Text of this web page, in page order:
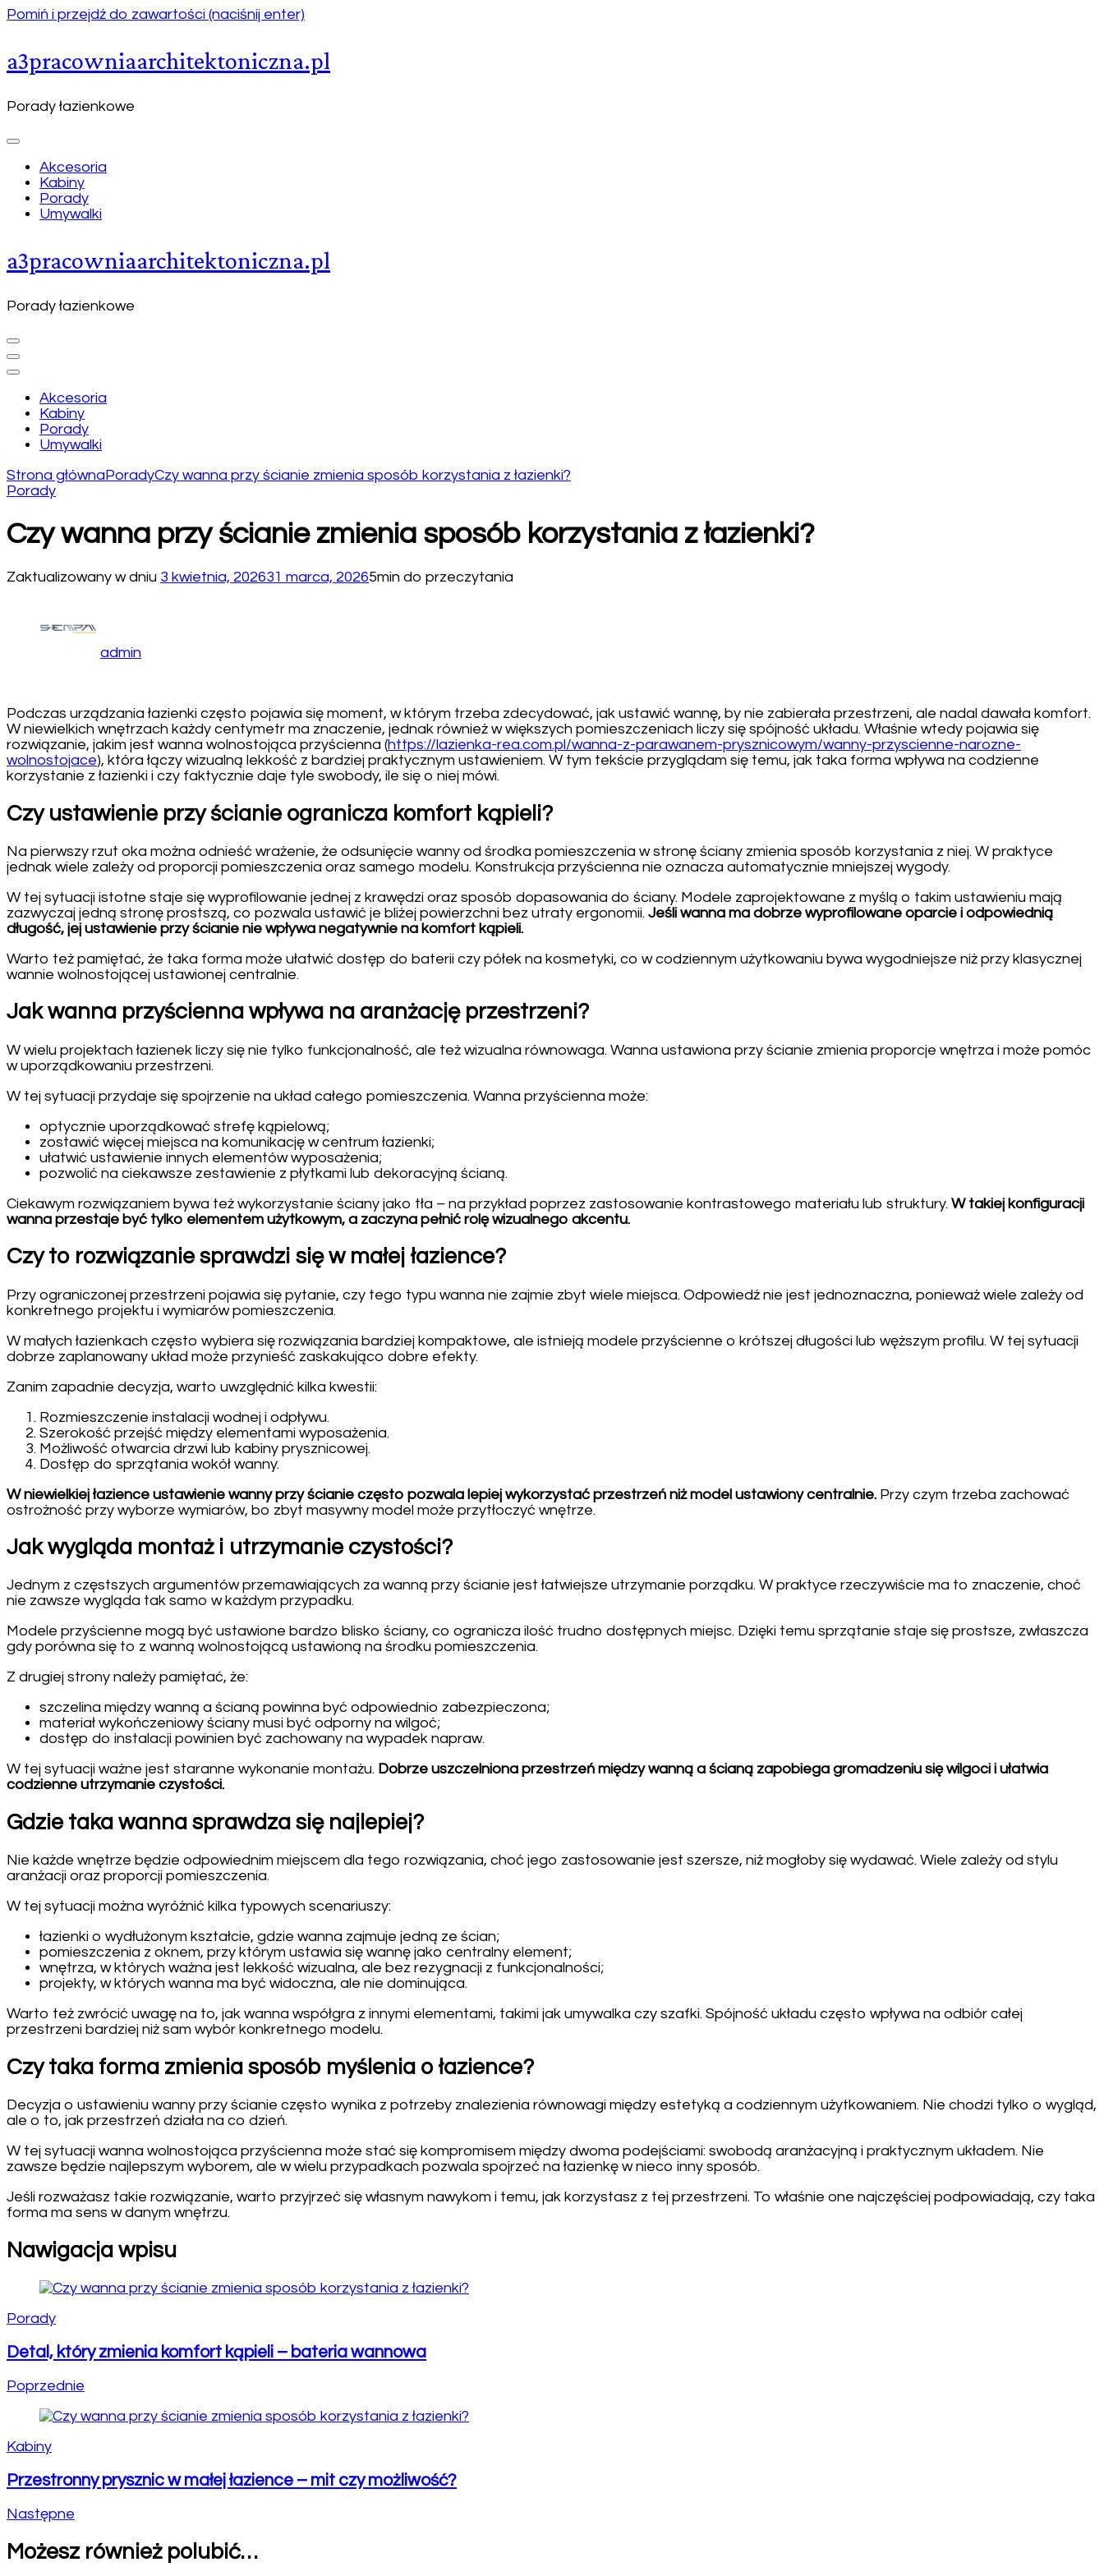
Pomiń i przejdź do zawartości (naciśnij enter)
a3pracowniaarchitektoniczna.pl
Porady łazienkowe
Akcesoria
Kabiny
Porady
Umywalki
a3pracowniaarchitektoniczna.pl
Porady łazienkowe
Akcesoria
Kabiny
Porady
Umywalki
Strona głównaPoradyCzy wanna przy ścianie zmienia sposób korzystania z łazienki?
Porady
Czy wanna przy ścianie zmienia sposób korzystania z łazienki?
Zaktualizowany w dniu 3 kwietnia, 202631 marca, 20265min do przeczytania
admin
Podczas urządzania łazienki często pojawia się moment, w którym trzeba zdecydować, jak ustawić wannę, by nie zabierała przestrzeni, ale nadal dawała komfort.
W niewielkich wnętrzach każdy centymetr ma znaczenie, jednak również w większych pomieszczeniach liczy się spójność układu. Właśnie wtedy pojawia się
rozwiązanie, jakim jest wanna wolnostojąca przyścienna (https://lazienka-rea.com.pl/wanna-z-parawanem-prysznicowym/wanny-przyscienne-narozne-
wolnostojace), która łączy wizualną lekkość z bardziej praktycznym ustawieniem. W tym tekście przyglądam się temu, jak taka forma wpływa na codzienne
korzystanie z łazienki i czy faktycznie daje tyle swobody, ile się o niej mówi.
Czy ustawienie przy ścianie ogranicza komfort kąpieli?
Na pierwszy rzut oka można odnieść wrażenie, że odsunięcie wanny od środka pomieszczenia w stronę ściany zmienia sposób korzystania z niej. W praktyce
jednak wiele zależy od proporcji pomieszczenia oraz samego modelu. Konstrukcja przyścienna nie oznacza automatycznie mniejszej wygody.
W tej sytuacji istotne staje się wyprofilowanie jednej z krawędzi oraz sposób dopasowania do ściany. Modele zaprojektowane z myślą o takim ustawieniu mają
zazwyczaj jedną stronę prostszą, co pozwala ustawić je bliżej powierzchni bez utraty ergonomii. Jeśli wanna ma dobrze wyprofilowane oparcie i odpowiednią
długość, jej ustawienie przy ścianie nie wpływa negatywnie na komfort kąpieli.
Warto też pamiętać, że taka forma może ułatwić dostęp do baterii czy półek na kosmetyki, co w codziennym użytkowaniu bywa wygodniejsze niż przy klasycznej
wannie wolnostojącej ustawionej centralnie.
Jak wanna przyścienna wpływa na aranżację przestrzeni?
W wielu projektach łazienek liczy się nie tylko funkcjonalność, ale też wizualna równowaga. Wanna ustawiona przy ścianie zmienia proporcje wnętrza i może pomóc
w uporządkowaniu przestrzeni.
W tej sytuacji przydaje się spojrzenie na układ całego pomieszczenia. Wanna przyścienna może:
optycznie uporządkować strefę kąpielową;
zostawić więcej miejsca na komunikację w centrum łazienki;
ułatwić ustawienie innych elementów wyposażenia;
pozwolić na ciekawsze zestawienie z płytkami lub dekoracyjną ścianą.
Ciekawym rozwiązaniem bywa też wykorzystanie ściany jako tła – na przykład poprzez zastosowanie kontrastowego materiału lub struktury. W takiej konfiguracji
wanna przestaje być tylko elementem użytkowym, a zaczyna pełnić rolę wizualnego akcentu.
Czy to rozwiązanie sprawdzi się w małej łazience?
Przy ograniczonej przestrzeni pojawia się pytanie, czy tego typu wanna nie zajmie zbyt wiele miejsca. Odpowiedź nie jest jednoznaczna, ponieważ wiele zależy od
konkretnego projektu i wymiarów pomieszczenia.
W małych łazienkach często wybiera się rozwiązania bardziej kompaktowe, ale istnieją modele przyścienne o krótszej długości lub węższym profilu. W tej sytuacji
dobrze zaplanowany układ może przynieść zaskakująco dobre efekty.
Zanim zapadnie decyzja, warto uwzględnić kilka kwestii:
Rozmieszczenie instalacji wodnej i odpływu.
Szerokość przejść między elementami wyposażenia.
Możliwość otwarcia drzwi lub kabiny prysznicowej.
Dostęp do sprzątania wokół wanny.
W niewielkiej łazience ustawienie wanny przy ścianie często pozwala lepiej wykorzystać przestrzeń niż model ustawiony centralnie. Przy czym trzeba zachować
ostrożność przy wyborze wymiarów, bo zbyt masywny model może przytłoczyć wnętrze.
Jak wygląda montaż i utrzymanie czystości?
Jednym z częstszych argumentów przemawiających za wanną przy ścianie jest łatwiejsze utrzymanie porządku. W praktyce rzeczywiście ma to znaczenie, choć
nie zawsze wygląda tak samo w każdym przypadku.
Modele przyścienne mogą być ustawione bardzo blisko ściany, co ogranicza ilość trudno dostępnych miejsc. Dzięki temu sprzątanie staje się prostsze, zwłaszcza
gdy porówna się to z wanną wolnostojącą ustawioną na środku pomieszczenia.
Z drugiej strony należy pamiętać, że:
szczelina między wanną a ścianą powinna być odpowiednio zabezpieczona;
materiał wykończeniowy ściany musi być odporny na wilgoć;
dostęp do instalacji powinien być zachowany na wypadek napraw.
W tej sytuacji ważne jest staranne wykonanie montażu. Dobrze uszczelniona przestrzeń między wanną a ścianą zapobiega gromadzeniu się wilgoci i ułatwia
codzienne utrzymanie czystości.
Gdzie taka wanna sprawdza się najlepiej?
Nie każde wnętrze będzie odpowiednim miejscem dla tego rozwiązania, choć jego zastosowanie jest szersze, niż mogłoby się wydawać. Wiele zależy od stylu
aranżacji oraz proporcji pomieszczenia.
W tej sytuacji można wyróżnić kilka typowych scenariuszy:
łazienki o wydłużonym kształcie, gdzie wanna zajmuje jedną ze ścian;
pomieszczenia z oknem, przy którym ustawia się wannę jako centralny element;
wnętrza, w których ważna jest lekkość wizualna, ale bez rezygnacji z funkcjonalności;
projekty, w których wanna ma być widoczna, ale nie dominująca.
Warto też zwrócić uwagę na to, jak wanna współgra z innymi elementami, takimi jak umywalka czy szafki. Spójność układu często wpływa na odbiór całej
przestrzeni bardziej niż sam wybór konkretnego modelu.
Czy taka forma zmienia sposób myślenia o łazience?
Decyzja o ustawieniu wanny przy ścianie często wynika z potrzeby znalezienia równowagi między estetyką a codziennym użytkowaniem. Nie chodzi tylko o wygląd,
ale o to, jak przestrzeń działa na co dzień.
W tej sytuacji wanna wolnostojąca przyścienna może stać się kompromisem między dwoma podejściami: swobodą aranżacyjną i praktycznym układem. Nie
zawsze będzie najlepszym wyborem, ale w wielu przypadkach pozwala spojrzeć na łazienkę w nieco inny sposób.
Jeśli rozważasz takie rozwiązanie, warto przyjrzeć się własnym nawykom i temu, jak korzystasz z tej przestrzeni. To właśnie one najczęściej podpowiadają, czy taka
forma ma sens w danym wnętrzu.
Nawigacja wpisu
Porady
Detal, który zmienia komfort kąpieli – bateria wannowa
Poprzednie
Kabiny
Przestronny prysznic w małej łazience – mit czy możliwość?
Następne
Możesz również polubić…